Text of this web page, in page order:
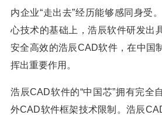
内企业“走出去”经历能够感同身受
心技术的基础上，浩辰软件研发出
安全高效的浩辰CAD软件，在中国
挥出重要作用。
浩辰CAD软件的“中国芯”拥有完全
外CAD软件框架技术限制。浩辰